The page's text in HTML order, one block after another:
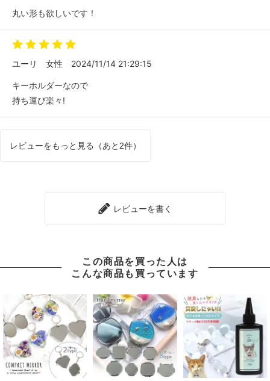
丸い形も欲しいです！
ユーリ 女性 2024/11/14 21:29:15
キーホルダーなので
持ち運び楽々!
レビューをもっと見る（あと2件）
レビューを書く
この商品を買った人は
こんな商品も買っています